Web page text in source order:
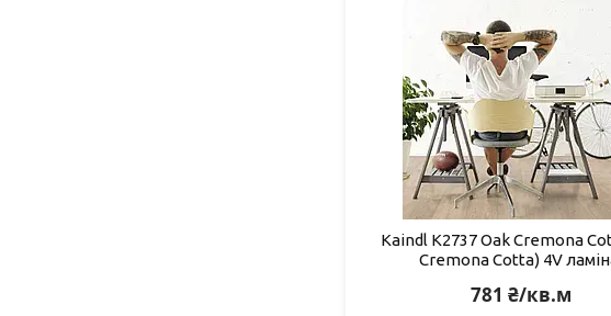
Kaindl К2737 Oak Cremona
Cremona Cotta) 4V
781 ₴/кв.м